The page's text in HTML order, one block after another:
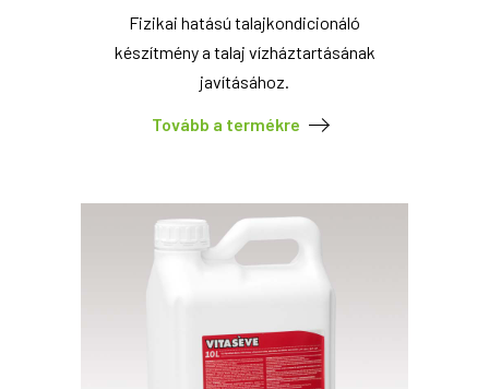
Fizikai hatású talajkondicionáló
készítmény a talaj vízháztartásának
javításához.
Tovább a termékre